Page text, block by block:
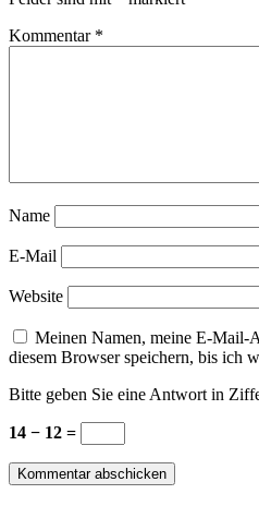
Kommentar *
Name
E-Mail
Website
Meinen Namen, meine E-Mail-
diesem Browser speichern, bis ich
Bitte geben Sie eine Antwort in
14 − 12 =